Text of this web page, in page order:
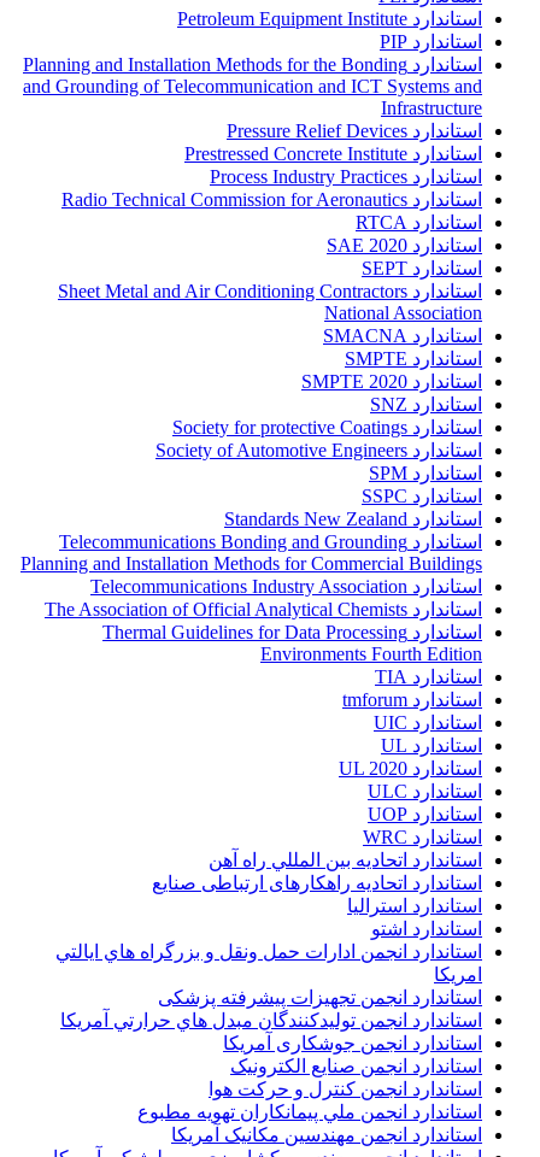
استاندارد Petroleum Equipment Institute
استاندارد PIP
استاندارد Planning and Installation Methods for the Bonding
and Grounding of Telecommunication and ICT Systems and
Infrastructure
استاندارد Pressure Relief Devices
استاندارد Prestressed Concrete Institute
استاندارد Process Industry Practices
استاندارد Radio Technical Commission for Aeronautics
استاندارد RTCA
استاندارد SAE 2020
استاندارد SEPT
استاندارد Sheet Metal and Air Conditioning Contractors
National Association
استاندارد SMACNA
استاندارد SMPTE
استاندارد SMPTE 2020
استاندارد SNZ
استاندارد Society for protective Coatings
استاندارد Society of Automotive Engineers
استاندارد SPM
استاندارد SSPC
استاندارد Standards New Zealand
استاندارد Telecommunications Bonding and Grounding
Planning and Installation Methods for Commercial Buildings
استاندارد Telecommunications Industry Association
استاندارد The Association of Official Analytical Chemists
استاندارد Thermal Guidelines for Data Processing
Environments Fourth Edition
استاندارد TIA
استاندارد tmforum
استاندارد UIC
استاندارد UL
استاندارد UL 2020
استاندارد ULC
استاندارد UOP
استاندارد WRC
استاندارد اتحاديه بين المللي راه آهن
استاندارد اتحادیه راهکارهای ارتباطی صنایع
استاندارد استرالیا
استاندارد اشتو
استاندارد انجمن ادارات حمل ونقل و بزرگراه هاي ايالتي
امريکا
استاندارد انجمن تجهیزات پیشرفته پزشکی
استاندارد انجمن توليدکنندگان مبدل هاي حرارتي آمريکا
استاندارد انجمن جوشکاری آمریکا
استاندارد انجمن صنايع الکترونيک
استاندارد انجمن کنترل و حرکت هوا
استاندارد انجمن ملي پيمانکاران تهويه مطبوع
استاندارد انجمن مهندسين مکانيک آمريکا